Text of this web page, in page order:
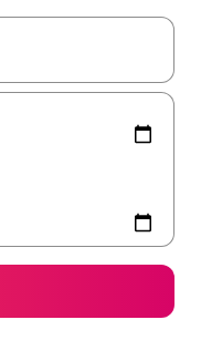
箭頭，或輕點、滑動裝置。